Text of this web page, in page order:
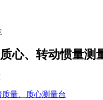
心、转动惯量测
量、质心测量台